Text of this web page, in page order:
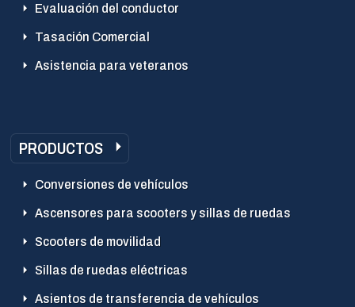
Evaluación del conductor
Tasación Comercial
Asistencia para veteranos
PRODUCTOS
Conversiones de vehículos
Ascensores para scooters y sillas de ruedas
Scooters de movilidad
Sillas de ruedas eléctricas
Asientos de transferencia de vehículos